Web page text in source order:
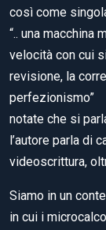
così come
“.. una
velocità con cui
revisione, la
perfezionismo”
notate che si
l’autore parla di
videoscrittura,
Siamo in un
in cui i